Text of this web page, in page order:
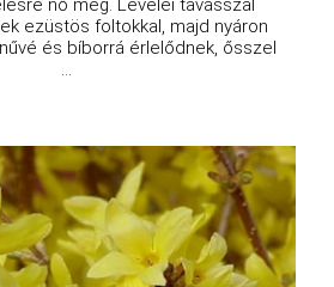
nő meg. Levelei tavasszal
ezüstös foltokkal, majd nyáron
és bíborrá érlelődnek, ősszel
...